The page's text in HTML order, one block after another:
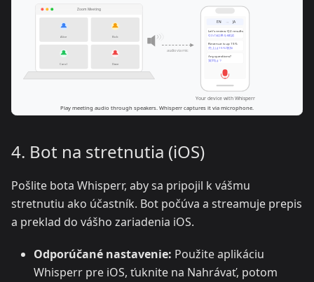
4. Bot na stretnutia (iOS)
Pošlite bota Whisperr, aby sa pripojil k vášmu
stretnutiu ako účastník. Bot počúva a streamuje prepis
a preklad do vášho zariadenia iOS.
Odporúčané nastavenie: Použite aplikáciu
Whisperr pre iOS, ťuknite na Nahrávať, potom